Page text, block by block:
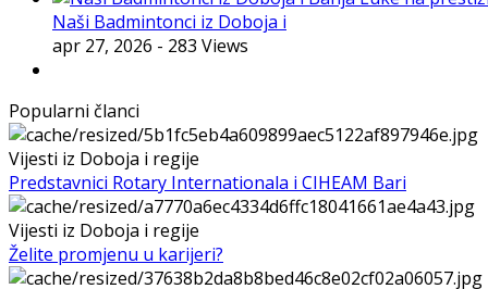
Naši Badmintonci iz Doboja i
apr 27, 2026 - 283 Views
Popularni članci
Vijesti iz Doboja i regije
Predstavnici Rotary Internationala i CIHEAM Bari
Vijesti iz Doboja i regije
Želite promjenu u karijeri?